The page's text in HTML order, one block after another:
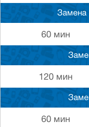
Замена
60 мин
120 мин
60 мин